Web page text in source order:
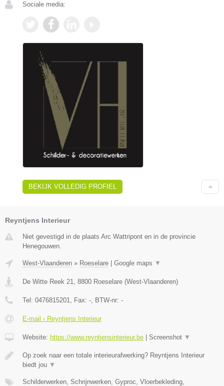
Sociale media:
BEKIJK VOLLEDIG PROFIEL
Reyntjens Interieur
Niet gevestigd in de plaats Arc Wattripont en in de provincie
Henegouwen.
West-Vlaanderen » Roeselare Google maps ▼
De Witte Reek 21 8800 Roeselare (West-Vlaanderen)
Tel: 0476815201 , Fax: - , BTW-nr: -
E-mail › Reyntjens Interieur
Website: https://www.reyntjensinterieur.be Screenshot ▼
Op zoek naar een totale interieurafwerking? Reyntjens Interieur
biedt jou ▼
Schilderwerken, Schrijnwerken, Gyproc, Vloerbekleding,